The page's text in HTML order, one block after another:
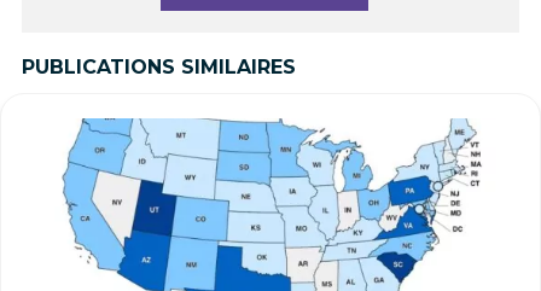
PUBLICATIONS SIMILAIRES